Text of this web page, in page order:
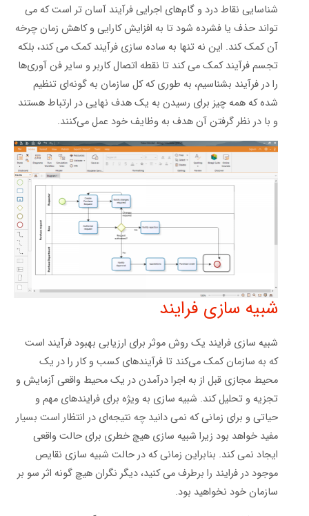
شناسایی نقاط درد و گام‌های اجرایی فرآیند آسان تر است که می
تواند حذف یا فشرده شود تا به افزایش کارایی و کاهش زمان چرخه
آن کمک کند. این نه تنها به ساده سازی فرآیند کمک می کند، بلکه
تجسم فرآیند کمک می کند تا نقطه اتصال کاربر و سایر فن آوری‌ها
را در فرآیند بشناسیم، به طوری که کل سازمان به گونه‌ای تنظیم
شده که همه چیز برای رسیدن به یک هدف نهایی در ارتباط هستند
و با در نظر گرفتن آن هدف به وظایف خود عمل می‌کنند.
شبیه سازی فرایند
شبیه سازی فرایند یک روش موثر برای ارزیابی بهبود فرآیند است
که به سازمان کمک می‌کند تا فرآیندهای کسب و کار را در یک
محیط مجازی قبل از به اجرا درآمدن در یک محیط واقعی آزمایش و
تجزیه و تحلیل کند. شبیه سازی به ویژه برای فرایندهای مهم و
حیاتی و برای زمانی که نمی دانید چه نتیجه‌ای در انتظار است بسیار
مفید خواهد بود زیرا شبیه سازی هیچ خطری برای حالت واقعی
ایجاد نمی کند. بنابراین زمانی که در حالت شبیه سازی نقایص
موجود در فرایند را برطرف می کنید، دیگر نگران هیچ گونه اثر سو بر
سازمان خود نخواهید بود.